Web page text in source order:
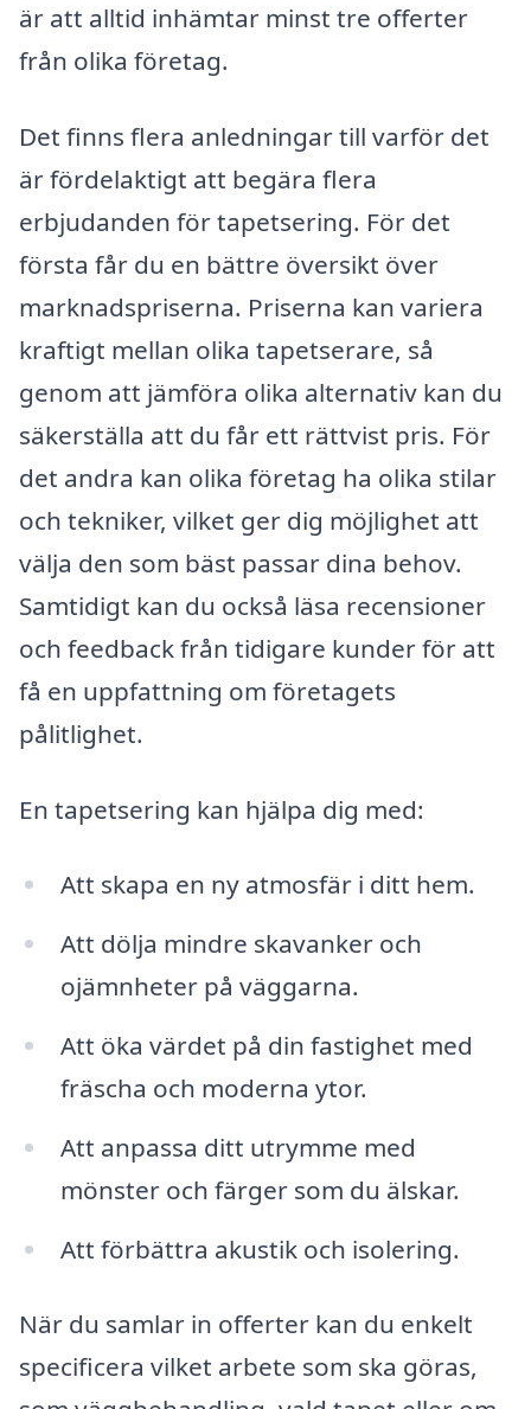
är att alltid inhämtar minst tre offerter
från olika företag.
Det finns flera anledningar till varför det
är fördelaktigt att begära flera
erbjudanden för tapetsering. För det
första får du en bättre översikt över
marknadspriserna. Priserna kan variera
kraftigt mellan olika tapetserare, så
genom att jämföra olika alternativ kan du
säkerställa att du får ett rättvist pris. För
det andra kan olika företag ha olika stilar
och tekniker, vilket ger dig möjlighet att
välja den som bäst passar dina behov.
Samtidigt kan du också läsa recensioner
och feedback från tidigare kunder för att
få en uppfattning om företagets
pålitlighet.
En tapetsering kan hjälpa dig med:
Att skapa en ny atmosfär i ditt hem.
Att dölja mindre skavanker och
ojämnheter på väggarna.
Att öka värdet på din fastighet med
fräscha och moderna ytor.
Att anpassa ditt utrymme med
mönster och färger som du älskar.
Att förbättra akustik och isolering.
När du samlar in offerter kan du enkelt
specificera vilket arbete som ska göras,